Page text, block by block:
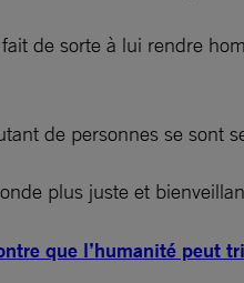
de sorte à lui rendre
de personnes se sont
plus juste et
que l’humanité peut